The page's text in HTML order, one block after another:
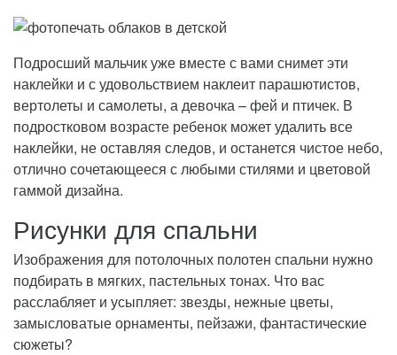
Подросший мальчик уже вместе с вами снимет эти
наклейки и с удовольствием наклеит парашютистов,
вертолеты и самолеты, а девочка – фей и птичек. В
подростковом возрасте ребенок может удалить все
наклейки, не оставляя следов, и останется чистое небо,
отлично сочетающееся с любыми стилями и цветовой
гаммой дизайна.
Рисунки для спальни
Изображения для потолочных полотен спальни нужно
подбирать в мягких, пастельных тонах. Что вас
расслабляет и усыпляет: звезды, нежные цветы,
замысловатые орнаменты, пейзажи, фантастические
сюжеты?